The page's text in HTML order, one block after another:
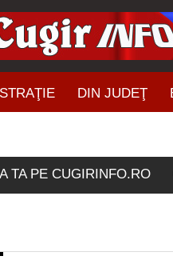
DIN JUDEŢ
TA PE CUGIRINFO.RO